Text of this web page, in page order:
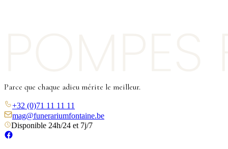
Parce que chaque adieu mérite le meilleur.
+32 (0)71 11 11 11
mag@funerariumfontaine.be
Disponible 24h/24 et 7j/7